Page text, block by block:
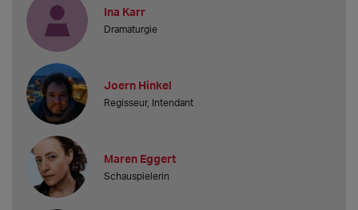
Ina Karr
Dramaturgie
Joern Hinkel
Regisseur, Intendant
Maren Eggert
Schauspielerin